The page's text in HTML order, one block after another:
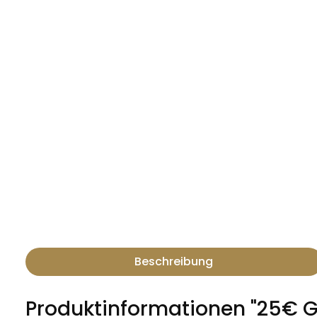
Beschreibung
Produktinformationen "25€